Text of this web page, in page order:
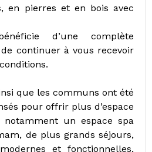
en pierres et en bois avec
d’une complète
continuer à vous recevoir
que les communs ont été
pour offrir plus d’espace
notamment un espace spa
de plus grands séjours,
et fonctionnelles,